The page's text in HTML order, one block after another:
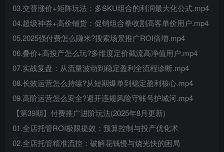
03.交替涨价+矩阵玩法：多SKU组合的利润最大化公式.mp4
04.超级神券+高价铺货：促销组合拳收割高客单价用户.mp4
05.2025强付费怎么賺米?搜索场景推广ROI倍增.mp4
06.叠价+高投产怎么玩?多维度定价截流高净值用户.mp4
07.实战复盘：从流量波动到稳定盈利全流程诊断.mp4
08.长效运营怎么持续?从短期爆单到稳定盈利核心.mp4
09.高阶运营怎么安全?避开违规风险守账号护城河.mp4
【第39期】付费推广进阶玩法(2025年8月更新)
01.全店托管ROI极限提效：预算控制与投产优化术
02.全店托管精准流控：破解花钱慢与烧光快的困局